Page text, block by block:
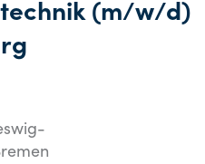
(m/w/d)